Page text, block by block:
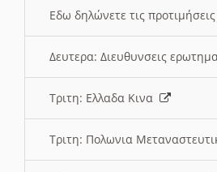
Εδω δηλώνετε τις προτιμήσεις
Δευτερα: Διευθυνσεις
Τριτη: Ελλαδα Κινα
Τριτη: Πολωνια